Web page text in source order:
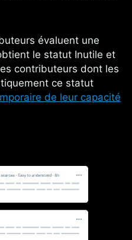
évaluent une
le statut Inutile et
contributeurs dont les
ce statut
de leur capacité